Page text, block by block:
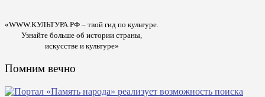
«WWW.КУЛЬТУРА.РФ – твой гид по культуре.
Узнайте больше об истории страны,
искусстве и культуре»
Помним вечно